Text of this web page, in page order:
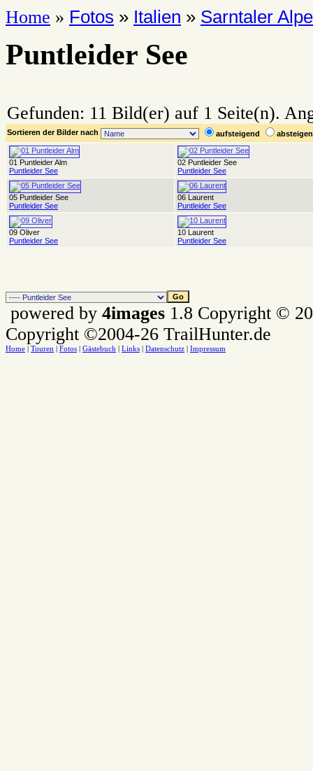
Home » Fotos » Italien » Sarntaler
Puntleider See
Gefunden: 11 Bild(er) auf 1 Seite(n).
Sortieren der Bilder nach aufsteigend
01 Puntleider Alm
Puntleider See
02 Puntleider See
Puntleider See
05 Puntleider See
Puntleider See
06 Laurent
Puntleider See
09 Oliver
Puntleider See
10 Laurent
Puntleider See
powered by 4images 1.8 Copyright ©
Copyright ©2004-26 TrailHunter.de
Home Touren Fotos Gästebuch Links Datenschutz Impressum